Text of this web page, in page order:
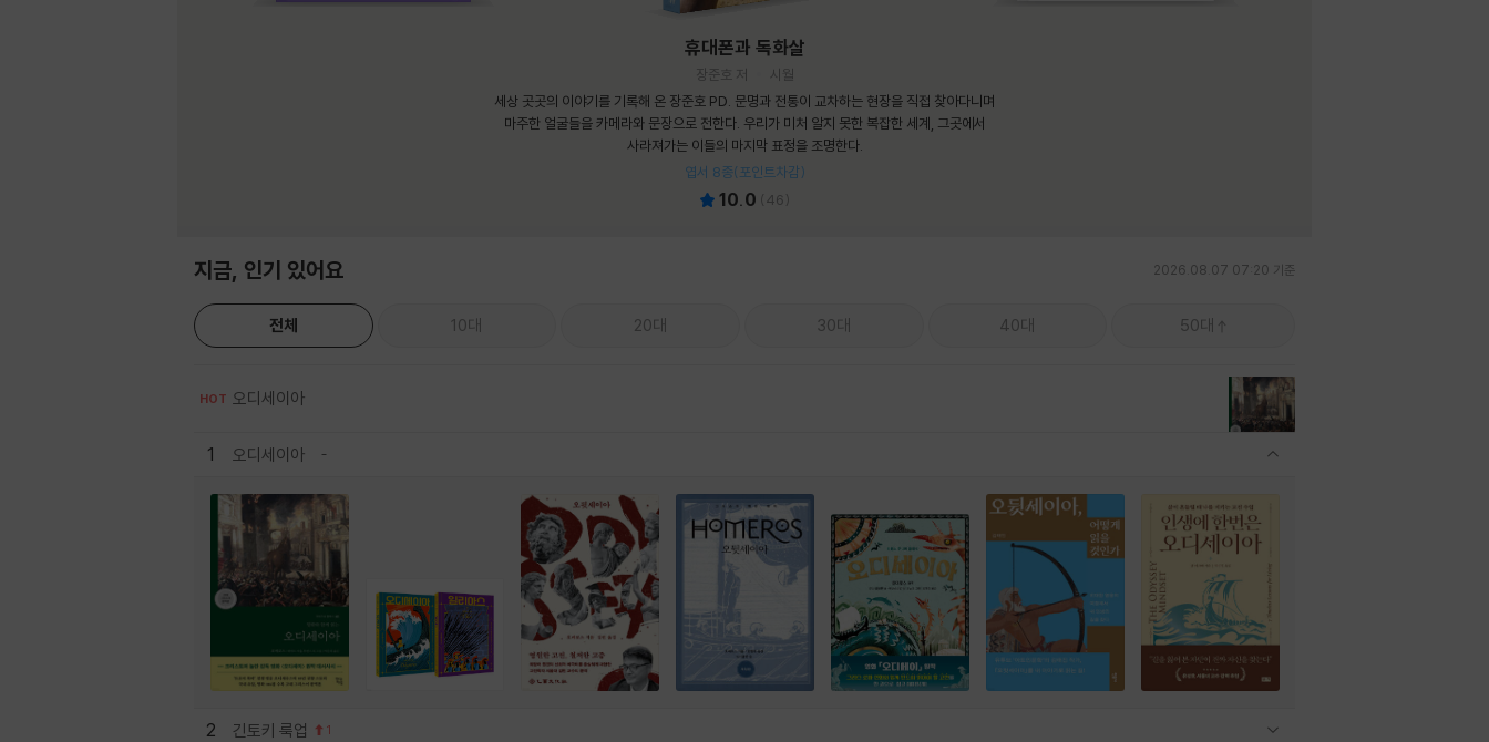
휴대폰과 독화살
장준호 저
시월
세상 곳곳의 이야기를 기록해 온 장준호 PD. 문명과 전통이 교차하는 현장을 직접 찾아다니며
마주한 얼굴들을 카메라와 문장으로 전한다. 우리가 미처 알지 못한 복잡한 세계, 그곳에서
사라져가는 이들의 마지막 표정을 조명한다.
엽서 8종(포인트차감)
10.0 (46)
지금, 인기 있어요 2026.08.07 07:20 기준
전체 10대 20대 30대 40대 50대
HOT 오디세이아
1 오디세이아
2 긴토키 룩업 1